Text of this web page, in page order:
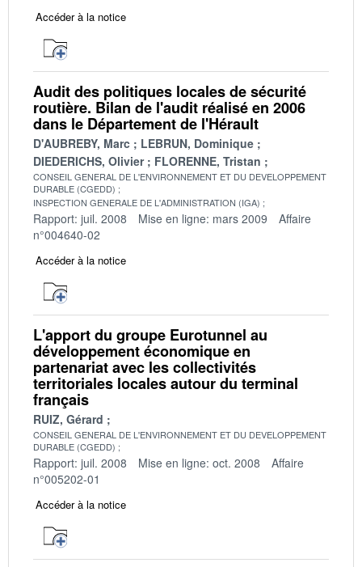
Accéder à la notice
Audit des politiques locales de sécurité
routière. Bilan de l'audit réalisé en 2006
dans le Département de l'Hérault
D'AUBREBY, Marc
LEBRUN, Dominique
DIEDERICHS, Olivier
FLORENNE, Tristan
CONSEIL GENERAL DE L'ENVIRONNEMENT ET DU DEVELOPPEMENT
DURABLE (CGEDD)
INSPECTION GENERALE DE L'ADMINISTRATION (IGA)
Rapport: juil. 2008 Mise en ligne: mars 2009
Affaire
n°004640-02
Accéder à la notice
L'apport du groupe Eurotunnel au
développement économique en
partenariat avec les collectivités
territoriales locales autour du terminal
français
RUIZ, Gérard
CONSEIL GENERAL DE L'ENVIRONNEMENT ET DU DEVELOPPEMENT
DURABLE (CGEDD)
Rapport: juil. 2008 Mise en ligne: oct. 2008
Affaire
n°005202-01
Accéder à la notice